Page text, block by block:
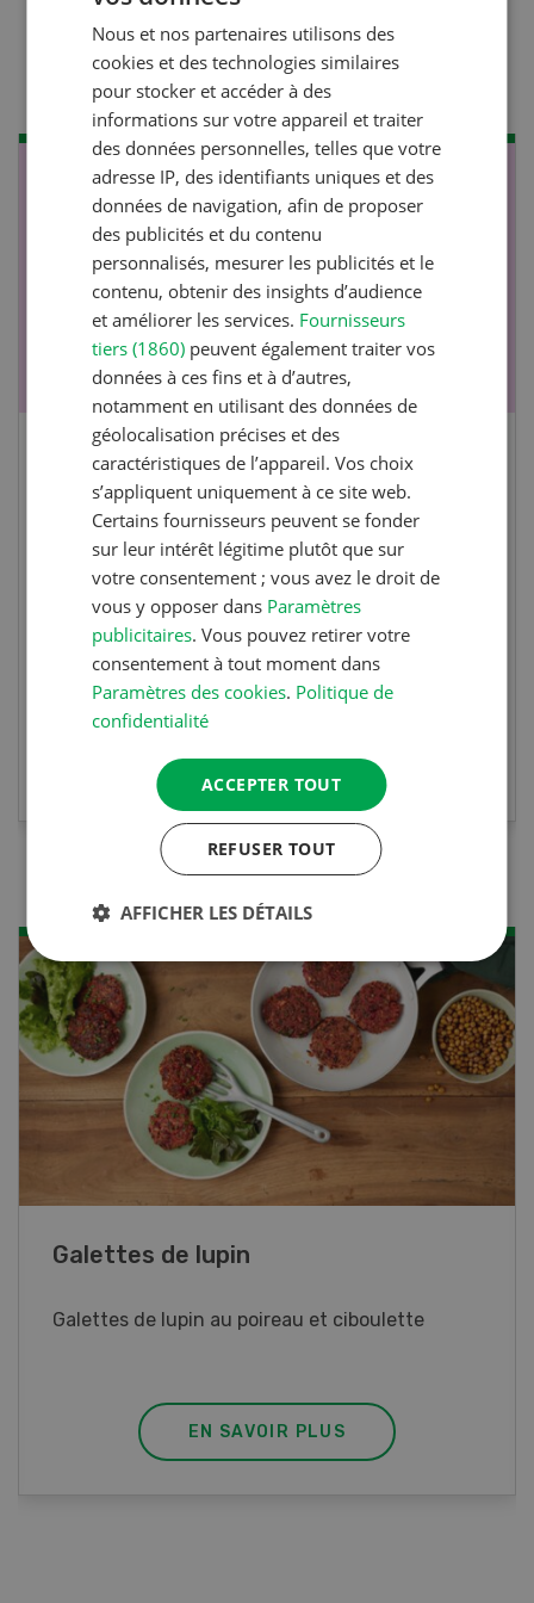
Lutter efficacement contre
la diarrhée des porcelets
NOV
17 -
JAN
26
Cours spécialisé Aquaculture
Vous élevez des poissons ou songez à le faire?
Ce cours vous équipe du savoir nécessaire. Si
vous effectuez aussi un stage pratique, votre
diplôme est reconnu officiellement et vous
habilite à détenir des poissons à titre
professionnel.
EN SAVOIR PLUS
Rouleaux de printemps
Rouleaux de printemps aux poulet
EN SAVOIR PLUS
Nous et nos partenaires utilisons des
cookies et des technologies similaires
pour stocker et accéder à des
informations sur votre appareil et traiter
des données personnelles, telles que votre
adresse IP, des identifiants uniques et des
données de navigation, afin de proposer
des publicités et du contenu
personnalisés, mesurer les publicités et le
contenu, obtenir des insights d’audience
et améliorer les services. Fournisseurs
tiers (1860) peuvent également traiter vos
données à ces fins et à d’autres,
notamment en utilisant des données de
géolocalisation précises et des
caractéristiques de l’appareil. Vos choix
s’appliquent uniquement à ce site web.
Certains fournisseurs peuvent se fonder
sur leur intérêt légitime plutôt que sur
votre consentement ; vous avez le droit de
vous y opposer dans Paramètres
publicitaires. Vous pouvez retirer votre
consentement à tout moment dans
Paramètres des cookies. Politique de
confidentialité
ACCEPTER TOUT
REFUSER TOUT
AFFICHER LES DÉTAILS